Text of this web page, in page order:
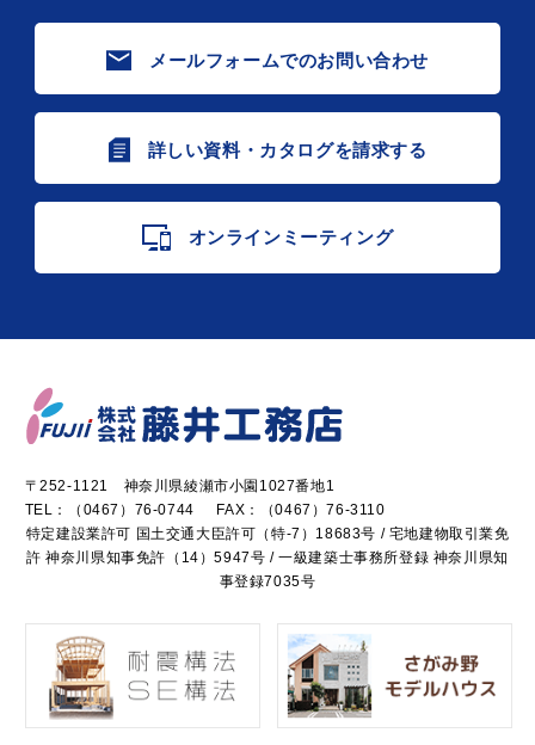
メールフォームでのお問い合わせ
詳しい資料・カタログを請求する
オンラインミーティング
〒252-1121 神奈川県綾瀬市小園1027番地1
TEL：
（0467）76-0744
FAX：（0467）76-3110
特定建設業許可 国土交通大臣許可（特-7）18683号 / 宅地建物取引業免
許 神奈川県知事免許（14）5947号 / 一級建築士事務所登録 神奈川県知
事登録7035号